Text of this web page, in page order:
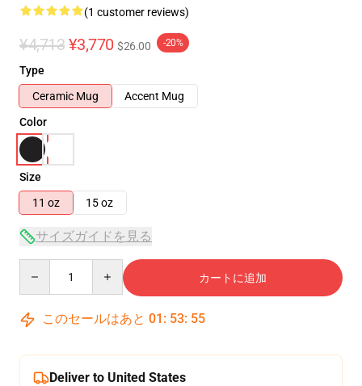
(1 customer reviews)
¥4,713 ¥3,770 $26.00 -20%
Type
Ceramic Mug
Accent Mug
Color
Size
11 oz
15 oz
サイズガイドを見る
カートに追加
このセールはあと 01 : 53: 54
Deliver to United States